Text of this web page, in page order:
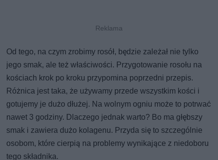
Od tego, na czym zrobimy rosół, będzie zależał nie tylko
jego smak, ale też właściwości. Przygotowanie rosołu na
kościach krok po kroku przypomina poprzedni przepis.
Różnica jest taka, że używamy przede wszystkim kości i
gotujemy je dużo dłużej. Na wolnym ogniu może to potrwać
nawet 3 godziny. Dlaczego jednak warto? Bo ma głębszy
smak i zawiera dużo kolagenu. Przyda się to szczególnie
osobom, które cierpią na problemy wynikające z niedoboru
tego składnika.